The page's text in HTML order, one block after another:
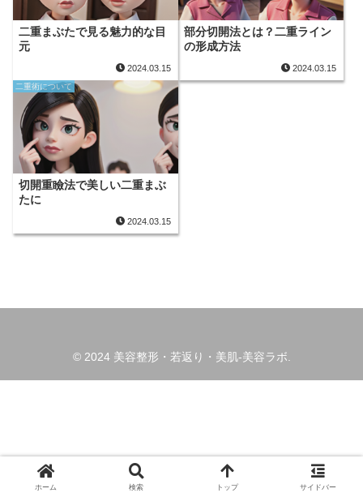
二重まぶたで見る魅力的な目
元
2024.03.15
部分切開法とは？二重ライン
の形成方法
2024.03.15
二重術について
切開重瞼法で美しい二重まぶ
たに
2024.03.15
© 2024 美容整形・若返り・美肌-美容ラボ.
ホーム 検索 トップ サイドバー